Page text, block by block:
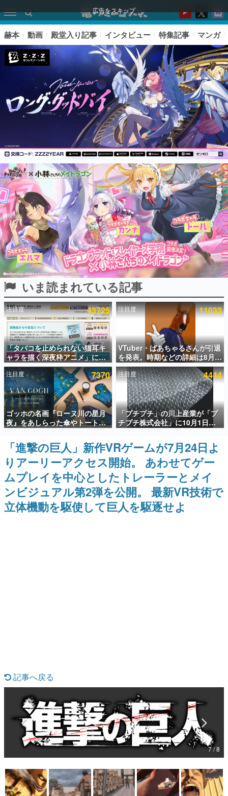
広告をスキップ
ピックアップ
電ファミのいま読まれている記事ランキング
アプリセール情報
インタビュー
連載・特集一覧
殿堂入り記事
SNS拡散数が数千以上！ ページビュー数万以上！ などな
ど。多くの人々に読まれた、電ファミ渾身の“殿堂入り”記
事をまとめました。
ゲームの企画書
名作ゲームクリエイターの方々に製作時のエピソードをお
聞きし、ヒットする企画（ゲーム）とは何か？を探ってい
きます。
赫本
この物語を解いてはいけない。『赫本』は、〈試験問題〉
の形をした短編ホラー小説集です。
新世代に訊く
これからのデジタルゲーム市場を担う若きクリエイター達
の姿を追い、彼らのルーツと情熱を探っていきます。
ゲーム世代の作家たち
ゲームに多大な影響を受けた作家さんに取材し、ゲームが
日本のコンテンツ産業やカルチャーに与えた影響を探る企
画です。
日本モバイルゲーム産業史
日本のモバイルゲーム史における主要なトピック・タイト
ルを網羅するほか、開発者へのインタビューや識者による
解説を掲載。約20年の歴史が一望できる決定版！
特集記事
マンガ
女性向け
アプリレビュー
その他
電ファミニコゲーマーとは？
赫本 動画 殿堂入り記事 インタビュー 特集記事 マンガ
いま読まれている記事
注目度 43725
「タバコを止められない猫耳キ
ャラを描く深夜枠アニメ」に視
聴者の一部から批判意見。違法
薬物の使用と思しき描写も含め
て、BPOが議論を交わす
注目度 11033
VTuber・ばあちゃるさんが引退
を発表。時期などの詳細は8月9
日15時からの配信で説明
注目度 7370
ゴッホの名画『ローヌ川の星月
夜』をあしらった傘やトートバ
ッグなどが登場。8月7日21時よ
り2日間限定で予約販売
注目度 4444
「プチプチ」の川上産業が「プ
チプチ株式会社」に10月1日よ
り社名変更へ。創業58年で初め
ての変更で、“プチッ”と鳴るお
なじみの緩衝材が会社の名前に
「進撃の巨人」新作VRゲームが7月24日よ
りアーリーアクセス開始。 あわせてゲー
ムプレイを中心としたトレーラーとメイ
ンビジュアル第2弾を公開。 最新VR技術で
立体機動を駆使して巨人を駆逐せよ
記事へ戻る
7 / 8